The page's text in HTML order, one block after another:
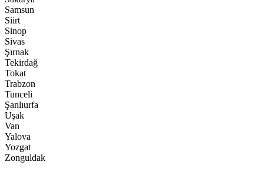
Samsun
Siirt
Sinop
Sivas
Şırnak
Tekirdağ
Tokat
Trabzon
Tunceli
Şanlıurfa
Uşak
Van
Yalova
Yozgat
Zonguldak